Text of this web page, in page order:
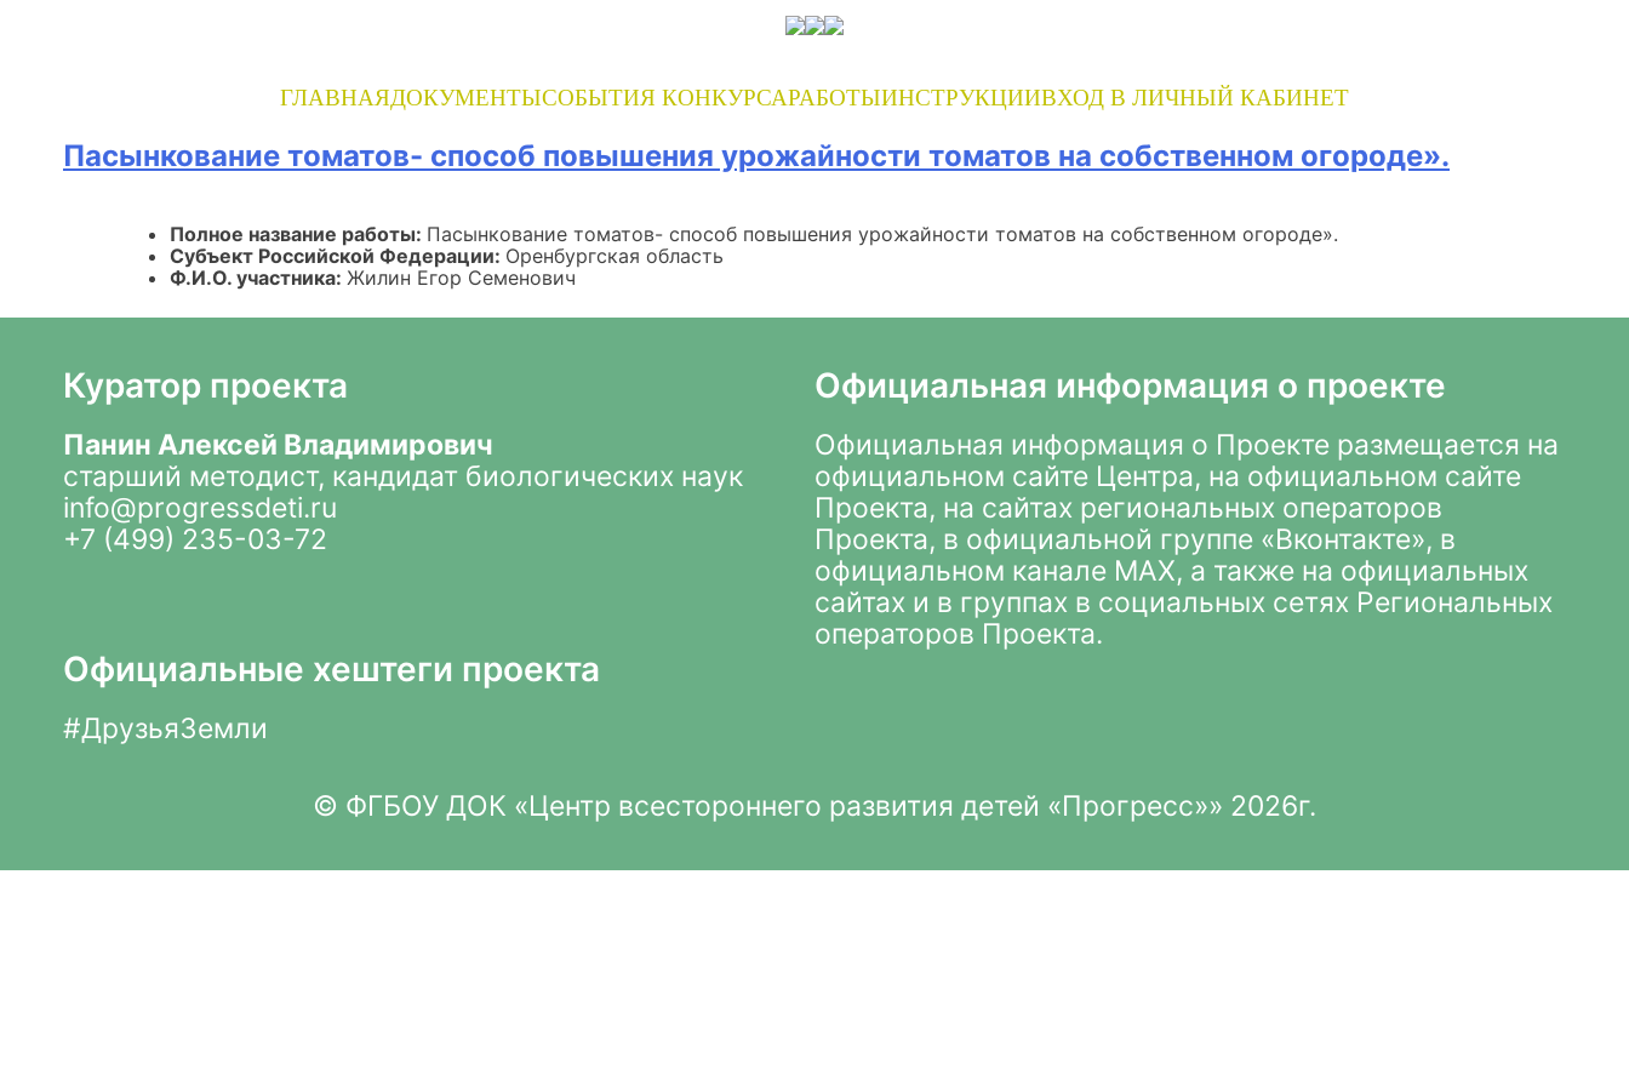
ГЛАВНАЯДОКУМЕНТЫСОБЫТИЯ КОНКУРСАРАБОТЫИНСТРУКЦИИВХОД В ЛИЧНЫЙ КАБИНЕТ
Пасынкование томатов- способ повышения урожайности томатов на собственном огороде».
Полное название работы: Пасынкование томатов- способ повышения урожайности томатов на собственном огороде».
Субъект Российской Федерации: Оренбургская область
Ф.И.О. участника: Жилин Егор Семенович
Куратор проекта Официальная информация о проекте
Панин Алексей Владимирович
старший методист, кандидат биологических наук
info@progressdeti.ru
+7 (499) 235-03-72
Официальная информация о Проекте размещается на
официальном сайте Центра, на официальном сайте
Проекта, на сайтах региональных операторов
Проекта, в официальной группе «Вконтакте», в
официальном канале MAX, а также на официальных
сайтах и в группах в социальных сетях Региональных
операторов Проекта.
Официальные хештеги проекта
#ДрузьяЗемли
© ФГБОУ ДОК «Центр всестороннего развития детей «Прогресс»» 2026г.